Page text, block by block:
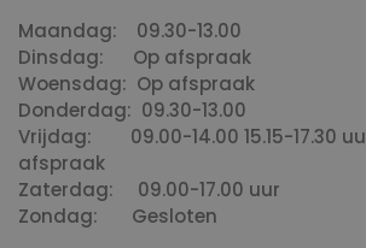
Maandag: 09.30-13.00
Dinsdag: Op afspraak
Woensdag: Op afspraak
Donderdag: 09.30-13.00
Vrijdag: 09.00-14.00 15.15-17.30
afspraak
Zaterdag: 09.00-17.00 uur
Zondag: Gesloten